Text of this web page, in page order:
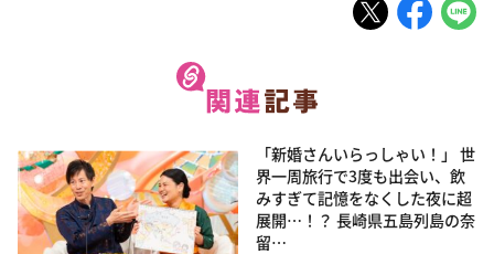
「新婚さんいらっしゃい！」 世
界一周旅行で3度も出会い、飲
みすぎて記憶をなくした夜に超
展開…！？ 長崎県五島列島の奈
留…